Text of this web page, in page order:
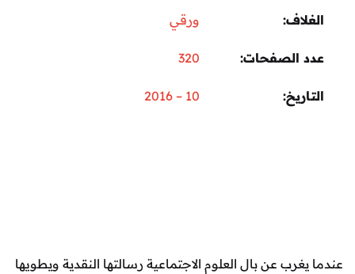
الغلاف ورقي
عدد الصفحات 320
التاريخ 10 – 2016
عندما يغرب عن بال العلوم الاجتماعية رسالتها النقدية ويطويها